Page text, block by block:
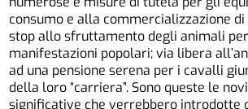
consumo e alla commercializzazione di
stop allo sfruttamento degli animali
manifestazioni popolari; via libera
ad una pensione serena per i cavalli
della loro “carriera”. Sono queste le
significative che verrebbero introdotte